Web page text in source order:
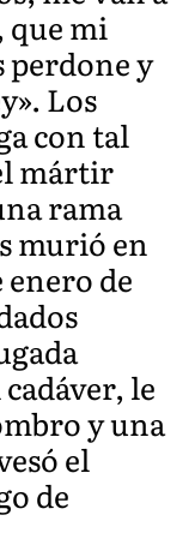
que mi
perdone y
Los
con tal
mártir
rama
murió en
enero de
le
y una
el
de